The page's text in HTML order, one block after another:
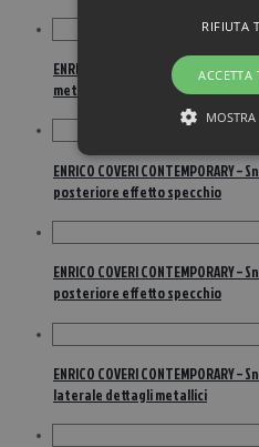
ENRICO COVERI CONTEMPORARY –
metallici
ENRICO COVERI CONTEMPORARY
posteriore effetto specchio
ENRICO COVERI CONTEMPORARY
posteriore effetto specchio
ENRICO COVERI CONTEMPORARY
laterale dettagli metallici
ACCETTA
RIFIUTA